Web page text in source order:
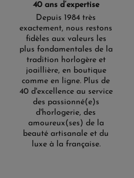
40 ans d’expertise
Depuis 1984 très
exactement, nous restons
fidèles aux valeurs les
plus fondamentales de la
tradition horlogère et
joaillière, en boutique
comme en ligne. Plus de
40 d'excellence au service
des passionné(e)s
d'horlogerie, des
amoureux(ses) de la
beauté artisanale et du
luxe à la française.